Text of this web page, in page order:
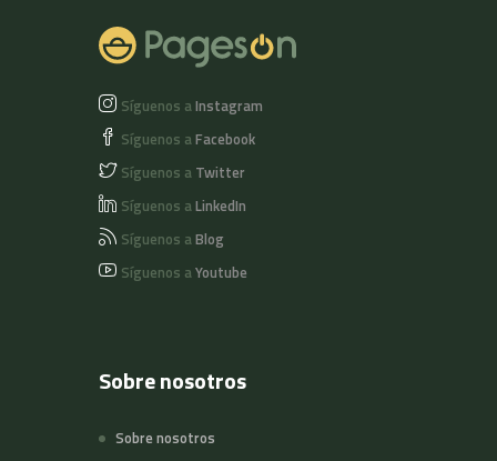
Síguenos aInstagram
Síguenos aFacebook
Síguenos a Twitter
Síguenos aLinkedIn
Síguenos aBlog
Síguenos aYoutube
Sobre nosotros
Sobre nosotros